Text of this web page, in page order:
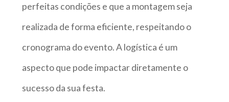
perfeitas condições e que a montagem seja
realizada de forma eficiente, respeitando o
cronograma do evento. A logística é um
aspecto que pode impactar diretamente o
sucesso da sua festa.